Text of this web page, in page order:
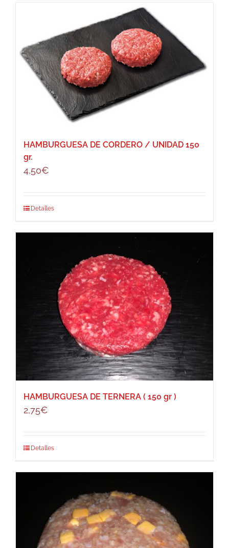
HAMBURGUESA DE CORDERO / UNIDAD 150
gr.
4,50€
Detalles
HAMBURGUESA DE TERNERA ( 150 gr )
2,75€
Detalles